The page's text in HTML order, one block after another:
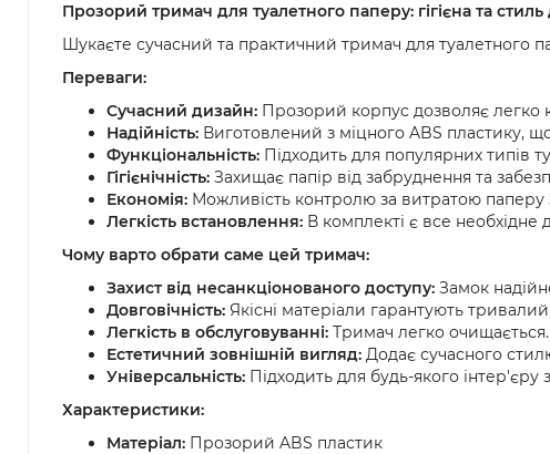
Прозорий тримач для туалетного паперу: гігієна та
Шукаєте сучасний та практичний тримач для туалетного
Переваги:
Сучасний дизайн: Прозорий корпус дозволяє легко
Надійність: Виготовлений з міцного ABS пластику, що
Функціональність: Підходить для популярних типів
Гігієнічність: Захищає папір від забруднення та
Економія: Можливість контролю за витратою
Легкість встановлення: В комплекті є все необхідне
Чому варто обрати саме цей тримач:
Захист від несанкціонованого доступу: Замок
Довговічність: Якісні матеріали гарантують
Легкість в обслуговуванні: Тримач легко очищається.
Естетичний зовнішній вигляд: Додає сучасного
Універсальність: Підходить для будь-якого
Характеристики:
Матеріал: Прозорий ABS пластик